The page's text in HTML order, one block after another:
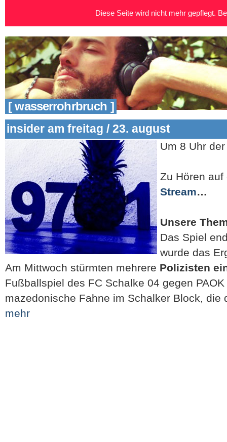
[ wasserrohrbruch ]
insider am freitag / 23. august
Um 8 Uhr der
Zu Hören
Stream…
Unsere
Das Spiel
wurde das
Am Mittwoch stürmten mehrere Polizisten
Fußballspiel des FC Schalke 04 gegen
mazedonische Fahne im Schalker Block,
mehr
Diese Seite wird nicht mehr gepflegt.